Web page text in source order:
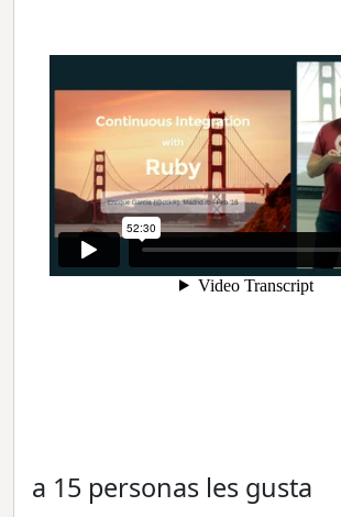
a 15 personas les gusta